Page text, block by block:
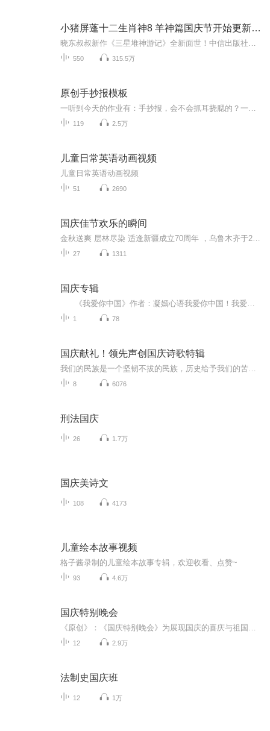
小猪屏蓬十二生肖神8 羊神篇国庆节开始更新啦！
550 315.5万
原创手抄报模板
119 2.5万
儿童日常英语动画视频
儿童日常英语动画视频
51 2690
国庆佳节欢乐的瞬间
27 1311
国庆专辑
1 78
国庆献礼！领先声创国庆诗歌特辑
8 6076
刑法国庆
26 1.7万
国庆美诗文
108 4173
儿童绘本故事视频
格子酱录制的儿童绘本故事专辑，欢迎收看、点赞~
93 4.6万
国庆特别晚会
12 2.9万
法制史国庆班
12 1万